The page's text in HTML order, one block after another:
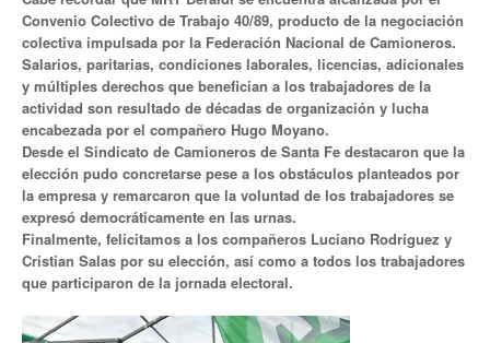
Biblioteca Sindical
Galería de videos
Campañas de prevención
Memoria histórica
Notas
Política de Privacidad
Buscar
Secretarías
Convenio Colectivo de Trabajo 40/89, producto de la negociación
colectiva impulsada por la Federación Nacional de Camioneros.
Salarios, paritarias, condiciones laborales, licencias, adicionales
y múltiples derechos que benefician a los trabajadores de la
actividad son resultado de décadas de organización y lucha
encabezada por el compañero Hugo Moyano.
Desde el Sindicato de Camioneros de Santa Fe destacaron que la
elección pudo concretarse pese a los obstáculos planteados por
la empresa y remarcaron que la voluntad de los trabajadores se
expresó democráticamente en las urnas.
Finalmente, felicitamos a los compañeros Luciano Rodríguez y
Cristian Salas por su elección, así como a todos los trabajadores
que participaron de la jornada electoral.